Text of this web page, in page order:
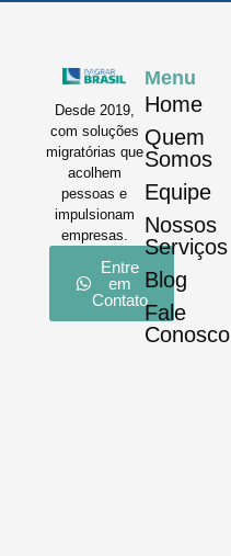
Desde 2019,
com soluções
migratórias que
acolhem
pessoas e
impulsionam
empresas.
Entre
em
Contato
Menu
Home
Quem
Somos
Equipe
Nossos
Serviços
Blog
Fale
Conosco